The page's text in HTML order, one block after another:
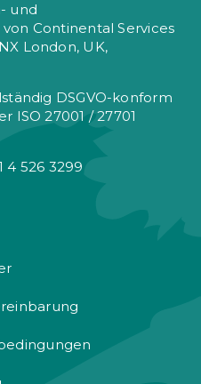
und
Continental Services
London, UK,
DSGVO-konform
ISO 27001 / 27701
4 526 3299